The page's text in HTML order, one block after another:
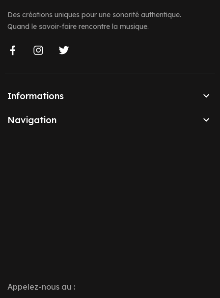
Des créations uniques pour une sonorité authentique.
Quand le savoir-faire rencontre la musique.
Informations 
Navigation 
Appelez-nous au :